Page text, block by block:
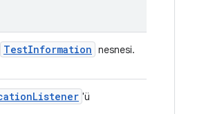
TestInformation nesnesi.
Listener 'ü